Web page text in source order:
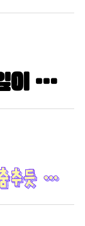
바람과 속삭이는 꽃잎이 춤추듯 하늘을 날아 새처럼 꿈은 자유롭고 별빛처럼 빛나 새벽의 고요함 속에서 겨울 눈처럼 순수한 열정은 봄을 부른다
바람과 속삭이는 꽃잎이 춤추듯 하늘을 날아 새처럼 꿈은 자유롭고 별빛처럼 빛나 새벽의 고요함 속에서 겨울 눈처럼 순수한 열정은 봄을 부른다